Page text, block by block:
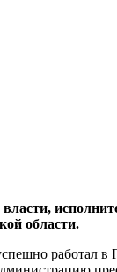
области.
работал в